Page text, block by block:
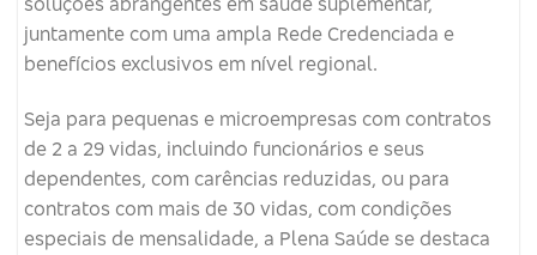
juntamente com uma ampla Rede Credenciada e
benefícios exclusivos em nível regional.
Seja para pequenas e microempresas com contratos
de 2 a 29 vidas, incluindo funcionários e seus
dependentes, com carências reduzidas, ou para
contratos com mais de 30 vidas, com condições
especiais de mensalidade, a Plena Saúde se destaca